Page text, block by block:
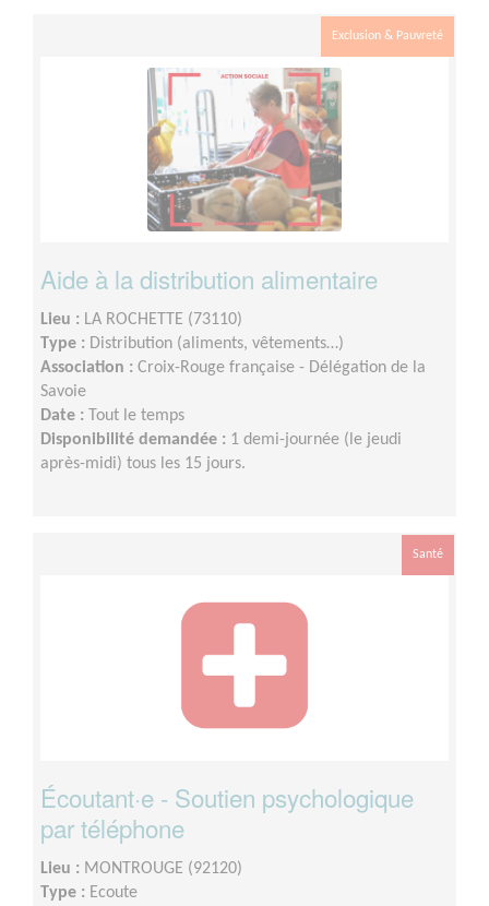
Exclusion & Pauvreté
Aide à la distribution alimentaire
Lieu : LA ROCHETTE (73110)
Type : Distribution (aliments, vêtements…)
Association : Croix-Rouge française - Délégation de la
Savoie
Date : Tout le temps
Disponibilité demandée : 1 demi-journée (le jeudi
après-midi) tous les 15 jours.
Santé
Écoutant·e - Soutien psychologique
par téléphone
Lieu : MONTROUGE (92120)
Type : Ecoute